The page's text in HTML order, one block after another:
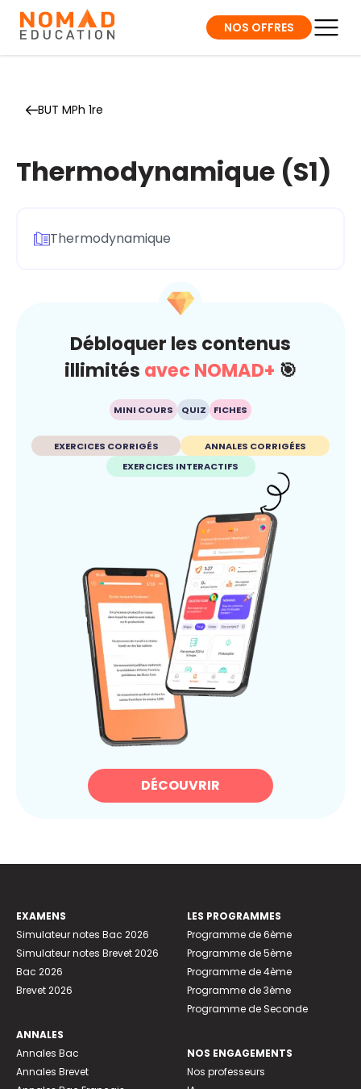
NOS OFFRES
BUT MPh 1re
Thermodynamique (S1)
Thermodynamique
Débloquer les contenus
illimités avec NOMAD+ 🎯
MINI COURS QUIZ FICHES
EXERCICES CORRIGÉS
ANNALES CORRIGÉES
EXERCICES INTERACTIFS
DÉCOUVRIR
EXAMENS
Simulateur notes Bac 2026
Simulateur notes Brevet 2026
Bac 2026
Brevet 2026
ANNALES
Annales Bac
Annales Brevet
LES PROGRAMMES
Programme de 6ème
Programme de 5ème
Programme de 4ème
Programme de 3ème
Programme de Seconde
NOS ENGAGEMENTS
Nos professeurs